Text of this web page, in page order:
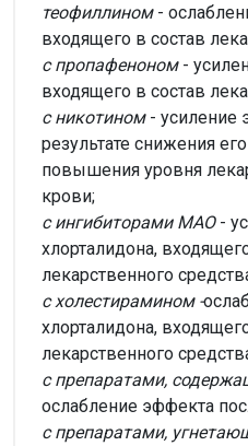
теофиллином-
входящего в состав
с пропафеноном-
входящего в состав
с никотином- усиление
результате снижения
повышения уровня
крови;
с ингибиторами МАО-
хлорталидона,
лекарственного
с холестирамином -
хлорталидона,
лекарственного
с препаратами,
ослабление эффекта
с препаратами,